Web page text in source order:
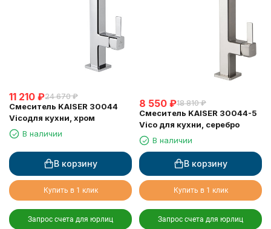
11 210 ₽24 670 ₽
Смеситель KAISER 30044
Vicoдля кухни, хром
В наличии
В корзину
Купить в 1 клик
Запрос счета для юрлиц
8 550 ₽18 810 ₽
Смеситель KAISER 30044-5
Vico для кухни, серебро
В наличии
В корзину
Купить в 1 клик
Запрос счета для юрлиц